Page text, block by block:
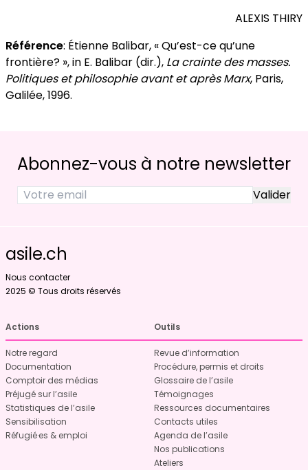
ALEXIS THIRY
Référence: Étienne Balibar, « Qu’est-ce qu’une
frontière? », in E. Balibar (dir.), La crainte des masses.
Politiques et philosophie avant et après Marx, Paris,
Galilée, 1996.
Abonnez-vous à notre newsletter
asile.ch
Nous contacter
2025 © Tous droits réservés
Actions
Notre regard
Documentation
Comptoir des médias
Préjugé sur l’asile
Statistiques de l’asile
Sensibilisation
Réfugié·es & emploi
Outils
Revue d’information
Procédure, permis et droits
Glossaire de l’asile
Témoignages
Ressources documentaires
Contacts utiles
Agenda de l’asile
Nos publications
Ateliers